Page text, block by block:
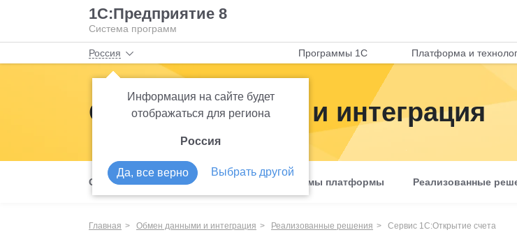
1С:Предприятие 8
Система программ
Россия
Информация на сайте будет
отображаться для региона
Россия
Да, все верно Выбрать другой
Программы 1С Платформа и
Обмен данными и интеграция
Обмен данными и интеграция Механизмы платформы Реализованные
Главная Обмен данными и интеграция Реализованные решения Сервис 1С:Открытие счета